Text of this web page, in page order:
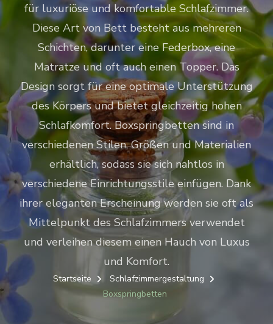
für luxuriöse und komfortable Schlafzimmer.
Diese Art von Bett besteht aus mehreren
Schichten, darunter eine Federbox, eine
Matratze und oft auch einen Topper. Das
Design sorgt für eine optimale Unterstützung
des Körpers und bietet gleichzeitig hohen
Schlafkomfort. Boxspringbetten sind in
verschiedenen Stilen, Größen und Materialien
erhältlich, sodass sie sich nahtlos in
verschiedene Einrichtungsstile einfügen. Dank
ihrer eleganten Erscheinung werden sie oft als
Mittelpunkt des Schlafzimmers verwendet
und verleihen diesem einen Hauch von Luxus
und Komfort.
Startseite
Schlafzimmergestaltung
Boxspringbetten